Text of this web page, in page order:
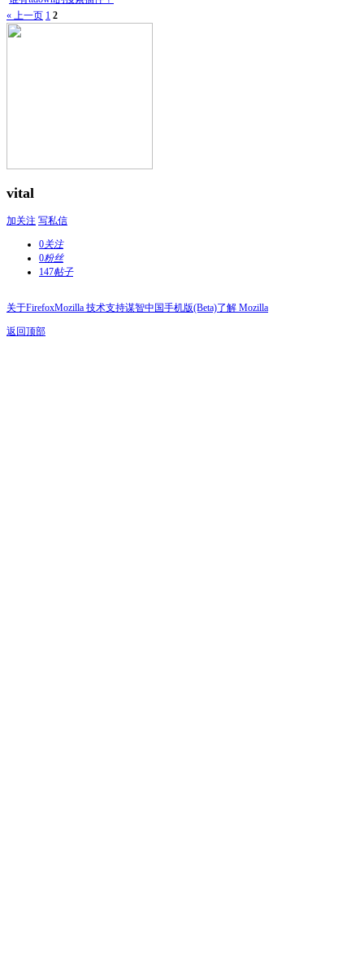
« 上一页 1 2
vital
加关注 写私信
0关注
0粉丝
147帖子
关于FirefoxMozilla 技术支持谋智中国手机版(Beta)了解 Mozilla
返回顶部